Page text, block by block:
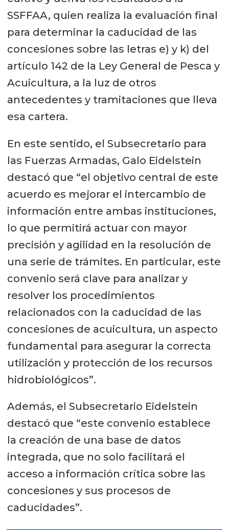
SSFFAA, quien realiza la evaluación final
para determinar la caducidad de las
concesiones sobre las letras e) y k) del
artículo 142 de la Ley General de Pesca y
Acuicultura, a la luz de otros
antecedentes y tramitaciones que lleva
esa cartera.
En este sentido, el Subsecretario para
las Fuerzas Armadas, Galo Eidelstein
destacó que “el objetivo central de este
acuerdo es mejorar el intercambio de
información entre ambas instituciones,
lo que permitirá actuar con mayor
precisión y agilidad en la resolución de
una serie de trámites. En particular, este
convenio será clave para analizar y
resolver los procedimientos
relacionados con la caducidad de las
concesiones de acuicultura, un aspecto
fundamental para asegurar la correcta
utilización y protección de los recursos
hidrobiológicos”.
Además, el Subsecretario Eidelstein
destacó que “este convenio establece
la creación de una base de datos
integrada, que no solo facilitará el
acceso a información crítica sobre las
concesiones y sus procesos de
caducidades”.